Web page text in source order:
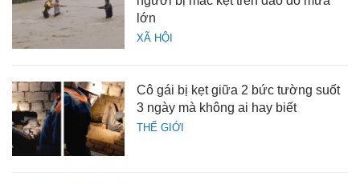
XÃ HỘI
lớn
THẾ GIỚI
Cô gái bị kẹt giữa 2 bức tường suốt
3 ngày mà không ai hay biết